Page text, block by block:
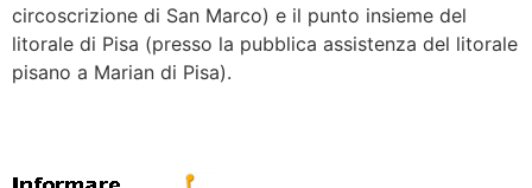
circoscrizione di San Marco) e il punto insieme del
litorale di Pisa (presso la pubblica assistenza del litorale
pisano a Marian di Pisa).